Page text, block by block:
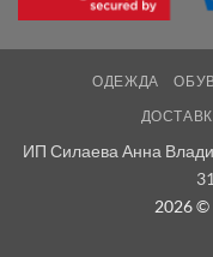
ОДЕЖДА
ИП Силаева Анна
2026 ©